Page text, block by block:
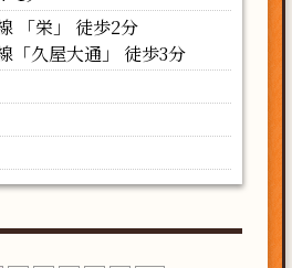
「栄」 徒歩2分
「久屋大通」 徒歩3分